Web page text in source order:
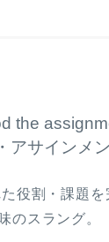
the
アサインメン
た役割・課題
のスラング。